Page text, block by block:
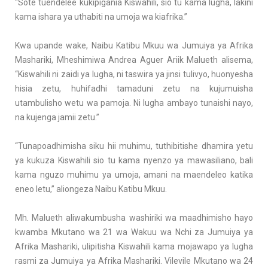
“Sote tuendelee kukipigania Kiswahili, sio tu kama lugha, lakini
kama ishara ya uthabiti na umoja wa kiafrika.”
Kwa upande wake, Naibu Katibu Mkuu wa Jumuiya ya Afrika
Mashariki, Mheshimiwa Andrea Aguer Ariik Malueth alisema,
“Kiswahili ni zaidi ya lugha, ni taswira ya jinsi tulivyo, huonyesha
hisia zetu, huhifadhi tamaduni zetu na kujumuisha
utambulisho wetu wa pamoja. Ni lugha ambayo tunaishi nayo,
na kujenga jamii zetu.”
“Tunapoadhimisha siku hii muhimu, tuthibitishe dhamira yetu
ya kukuza Kiswahili sio tu kama nyenzo ya mawasiliano, bali
kama nguzo muhimu ya umoja, amani na maendeleo katika
eneo letu,’’ aliongeza Naibu Katibu Mkuu.
Mh. Malueth aliwakumbusha washiriki wa maadhimisho hayo
kwamba Mkutano wa 21 wa Wakuu wa Nchi za Jumuiya ya
Afrika Mashariki, ulipitisha Kiswahili kama mojawapo ya lugha
rasmi za Jumuiya ya Afrika Mashariki. Vilevile Mkutano wa 24